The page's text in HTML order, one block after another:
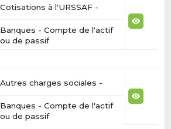
Cotisations à l'URSSAF -
Banques - Compte de l'actif
ou de passif
Autres charges sociales -
Banques - Compte de l'actif
ou de passif